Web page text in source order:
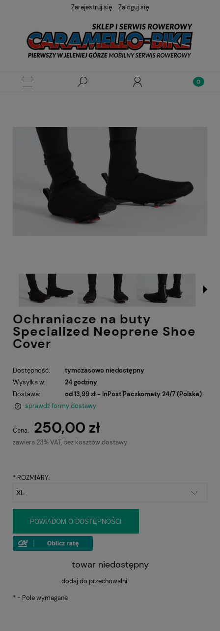
Zarejestruj się Zaloguj się
Ochraniacze na buty
Specialized Neoprene Shoe
Cover
Dostępność:
tymczasowo niedostępny
Wysyłka w:
24 godziny
Dostawa:
od 13,99 zł - InPost Paczkomaty 24/7 (Polska)
sprawdź formy dostawy
Cena: 250,00 zł
zawiera 23% VAT, bez kosztów dostawy
* ROZMIARY:
POWIADOM O DOSTĘPNOŚCI
towar niedostępny
dodaj do przechowalni
*- Pole wymagane